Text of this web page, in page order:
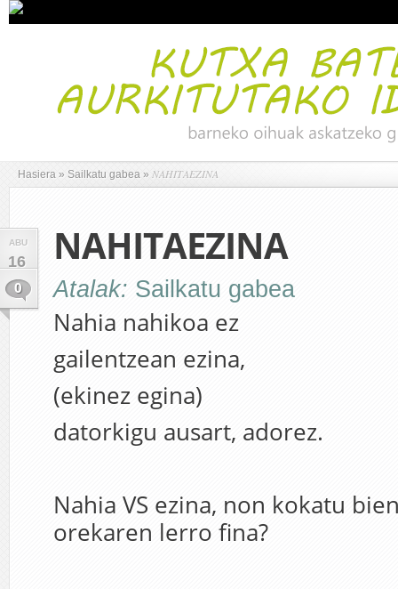
Hasiera » Sailkatu gabea » NAHITAEZINA
ABU
16
0
NAHITAEZINA
Atalak: Sailkatu gabea
Nahia nahikoa ez
gailentzean ezina,
(ekinez egina)
datorkigu ausart, adorez.
Nahia VS ezina, non kokatu
orekaren lerro fina?